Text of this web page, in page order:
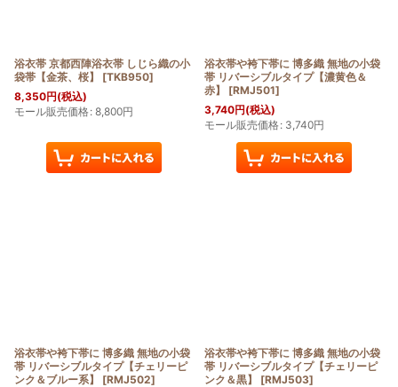
浴衣帯 京都西陣浴衣帯 しじら織の小
袋帯【金茶、桜】
[TKB950]
8,350円(税込)
モール販売価格: 8,800円
浴衣帯や袴下帯に 博多織 無地の小袋
帯 リバーシブルタイプ【濃黄色＆
赤】
[RMJ501]
3,740円(税込)
モール販売価格: 3,740円
浴衣帯や袴下帯に 博多織 無地の小袋
帯 リバーシブルタイプ【チェリーピ
ンク＆ブルー系】
[RMJ502]
浴衣帯や袴下帯に 博多織 無地の小袋
帯 リバーシブルタイプ【チェリーピ
ンク＆黒】
[RMJ503]